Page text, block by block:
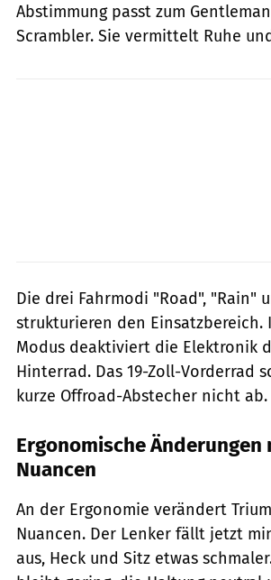
Abstimmung passt zum
Scrambler. Sie vermittelt Ruhe
Die drei Fahrmodi "Road", "Rain"
strukturieren den Einsatzbereich.
Modus deaktiviert die Elektronik
Hinterrad. Das 19-Zoll-Vorderrad
kurze Offroad-Abstecher nicht ab.
Ergonomische Änderungen
Nuancen
An der Ergonomie verändert
Nuancen. Der Lenker fällt jetzt
aus, Heck und Sitz etwas